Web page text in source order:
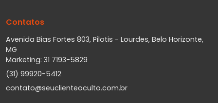
Contatos
Avenida Bias Fortes 803, Pilotis - Lourdes, Belo Horizonte,
MG
Marketing: 31 7193-5829
(31) 99920-5412
contato@seuclienteoculto.com.br